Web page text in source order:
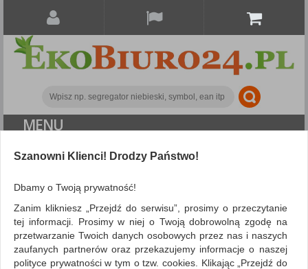
MENU
ALL CATEGORIES
FILTRY
Artykuły do pisania i korygowania Długopisy
ZNALEZIONYCH PRODUKTÓW: 13 Porównaj (0)
Szanowni Klienci! Drodzy Państwo!
Dbamy o Twoją prywatność!
Zanim klikniesz „Przejdź do serwisu”, prosimy o przeczytanie
tej informacji. Prosimy w niej o Twoją dobrowolną zgodę na
przetwarzanie Twoich danych osobowych przez nas i naszych
zaufanych partnerów oraz przekazujemy informacje o naszej
polityce prywatności w tym o tzw. cookies. Klikając „Przejdź do